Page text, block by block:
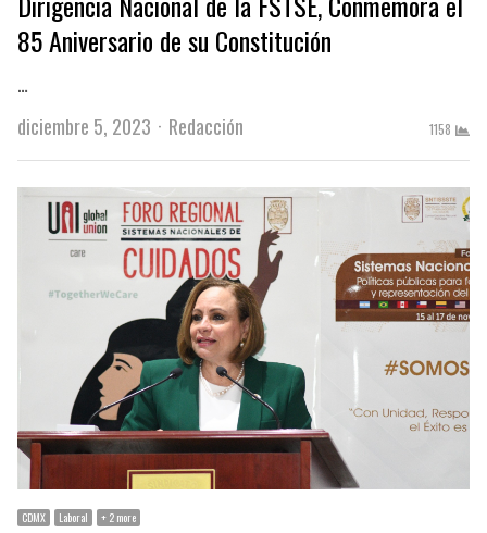
85 Aniversario de su Constitución​​​
…
diciembre 5, 2023
Author
Redacción 1158
CDMX Laboral + 2 more